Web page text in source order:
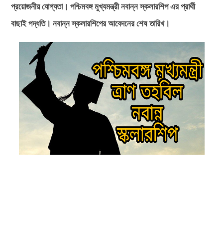
প্রয়োজনীয় যোগ্যতা। পশ্চিমবঙ্গ মুখ্যমন্ত্রী নবান্ন স্কলারশিপ এর প্রার্থী
বাছাই পদ্ধতি। নবান্ন স্কলারশিপের আবেদনের শেষ তারিখ।